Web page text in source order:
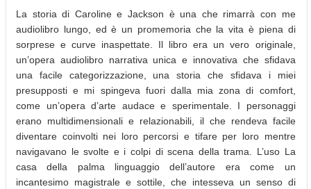
La storia di Caroline e Jackson è una che rimarrà con me
audiolibro lungo, ed è un promemoria che la vita è piena di
sorprese e curve inaspettate. Il libro era un vero originale,
un’opera audiolibro narrativa unica e innovativa che sfidava
una facile categorizzazione, una storia che sfidava i miei
presupposti e mi spingeva fuori dalla mia zona di comfort,
come un’opera d’arte audace e sperimentale. I personaggi
erano multidimensionali e relazionabili, il che rendeva facile
diventare coinvolti nei loro percorsi e tifare per loro mentre
navigavano le svolte e i colpi di scena della trama. L’uso La
casa della palma linguaggio dell’autore era come un
incantesimo magistrale e sottile, che intesseva un senso di